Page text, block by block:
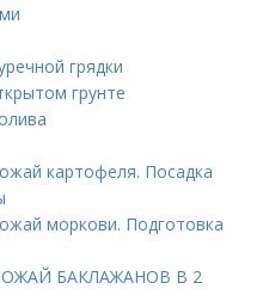
грядки
грунте
картофеля. Посадка
моркови. Подготовка
БАКЛАЖАНОВ В 2